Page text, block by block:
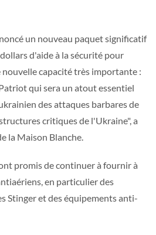
un nouveau paquet significatif
d'aide à la sécurité pour
capacité très importante :
qui sera un atout essentiel
des attaques barbares de
critiques de l'Ukraine", a
la Maison Blanche.
promis de continuer à fournir à
en particulier des
Stinger et des équipements anti-